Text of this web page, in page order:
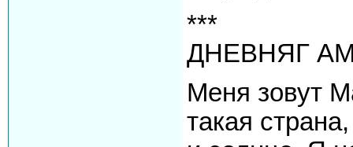
***
ДНЕВНЯГ
Меня зовут
такая